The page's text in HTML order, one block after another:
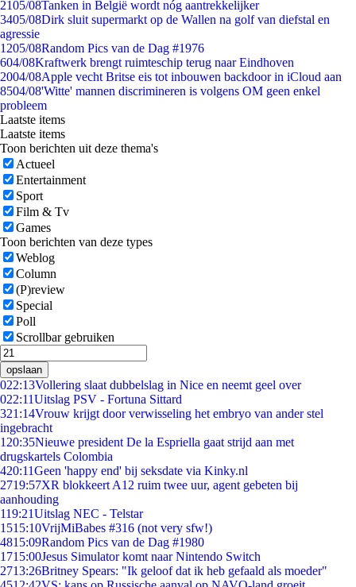
2105/08Tanken in België wordt nóg aantrekkelijker
3405/08Dirk sluit supermarkt op de Wallen na golf van diefstal en
agressie
1205/08Random Pics van de Dag #1976
604/08Kraftwerk brengt ruimteschip terug naar Eindhoven
2004/08Apple vecht Britse eis tot inbouwen backdoor in iCloud aan
8504/08'Witte' mannen discrimineren is volgens OM geen enkel
probleem
Laatste items
Laatste items
Toon berichten uit deze thema's
Actueel
Entertainment
Sport
Film & Tv
Games
Toon berichten van deze types
Weblog
Column
(P)review
Special
Poll
Scrollbar gebruiken
opslaan
022:13Vollering slaat dubbelslag in Nice en neemt geel over
022:11Uitslag PSV - Fortuna Sittard
321:14Vrouw krijgt door verwisseling het embryo van ander stel
ingebracht
1 20:35Nieuwe president De la Espriella gaat strijd aan met
drugskartels Colombia
420:11Geen 'happy end' bij seksdate via Kinky.nl
2719:57XR blokkeert A12 ruim twee uur, agent gebeten bij
aanhouding
119:21Uitslag NEC - Telstar
1515:10VrijMiBabes #316 (not very sfw!)
4815:09Random Pics van de Dag #1980
1715:00Jesus Simulator komt naar Nintendo Switch
2713:26Britney Spears: "Ik geloof dat ik heb gefaald als moeder"